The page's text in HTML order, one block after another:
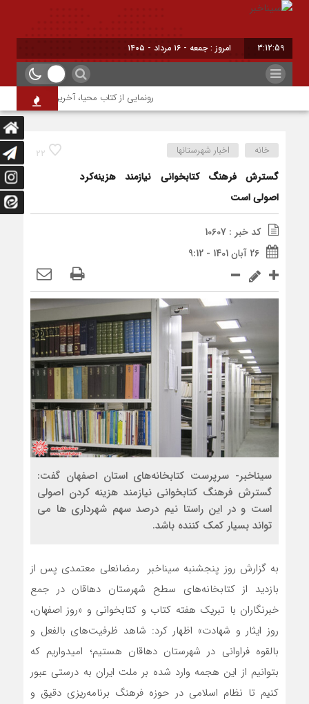
3:13:00 امروز : جمعه - ۱۶ مرداد - ۱۴۰۵
رونمایی از کتاب محیا، آخرین اثر نویسنده
22 خانه اخبار شهرستانها
گسترش فرهنگ کتابخوانی نیازمند هزینه‌کرد
اصولی است
کد خبر : 10607
26 آبان 1401 - 9:12
سیناخبر- سرپرست کتابخانه‌های استان اصفهان گفت:
گسترش فرهنگ کتابخوانی نیازمند هزینه کردن اصولی
است و در این راستا نیم درصد سهم شهرداری ها می
تواند بسیار کمک کننده باشد.
به گزارش روز پنجشنبه سیناخبر رمضانعلی معتمدی پس از
بازدید از کتابخانه‌های سطح شهرستان دهاقان در جمع
خبرنگاران با تبریک هفته کتاب و کتابخوانی و «روز اصفهان،
روز ایثار و شهادت» اظهار کرد: شاهد ظرفیت‌های بالفعل و
بالقوه فراوانی در شهرستان دهاقان هستیم؛ امیدواریم که
بتوانیم از این هجمه وارد شده بر ملت ایران به درستی عبور
کنیم تا نظام اسلامی در حوزه فرهنگ برنامه‌ریزی دقیق و